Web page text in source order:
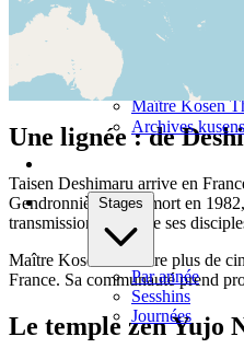
Zen Paris
Kosen sangha
Zen Paris 18ᵉ
Maître Kosen
Archives
Stages
Par année
Sesshins
Journées
Une lignée : de
Taisen Deshimaru arrive en
Gendronnière. À sa mort en
transmission à trois de ses
Maître Kosen consacre plus de
France. Sa communauté prend
Le temple zen Yujo